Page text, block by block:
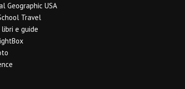
Geographic USA
Travel
e guide